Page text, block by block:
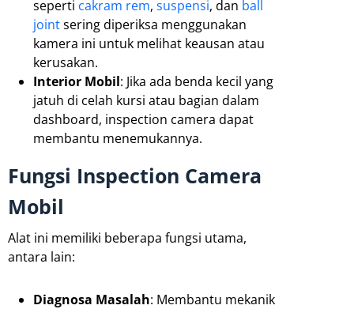
seperti cakram rem, suspensi, dan ball
jointsering diperiksa menggunakan
kamera ini untuk melihat keausan atau
kerusakan.
Interior Mobil: Jika ada benda kecil yang
jatuh di celah kursi atau bagian dalam
dashboard, inspection camera dapat
membantu menemukannya.
Fungsi Inspection Camera
Mobil
Alat ini memiliki beberapa fungsi utama,
antara lain:
Diagnosa Masalah: Membantu mekanik